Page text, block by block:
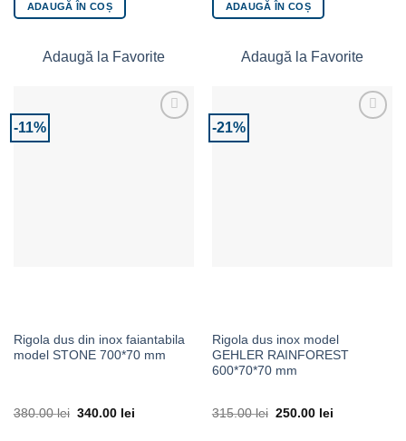
ADAUGĂ ÎN COȘ
Adaugă la Favorite
ADAUGĂ ÎN COȘ
Adaugă la Favorite
-11%
Rigola dus din inox faiantabila
model STONE 700*70 mm
380.00lei 340.00 lei
-21%
Rigola dus inox model
GEHLER RAINFOREST
600*70*70 mm
315.00lei 250.00 lei